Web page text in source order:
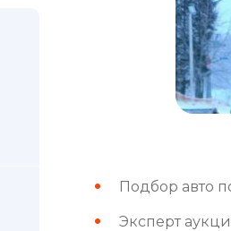
Подбор авто
Эксперт